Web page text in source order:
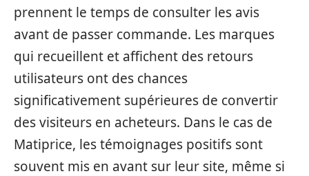
prennent le temps de consulter les avis
avant de passer commande. Les marques
qui recueillent et affichent des retours
utilisateurs ont des chances
significativement supérieures de convertir
des visiteurs en acheteurs. Dans le cas de
Matiprice, les témoignages positifs sont
souvent mis en avant sur leur site, même si